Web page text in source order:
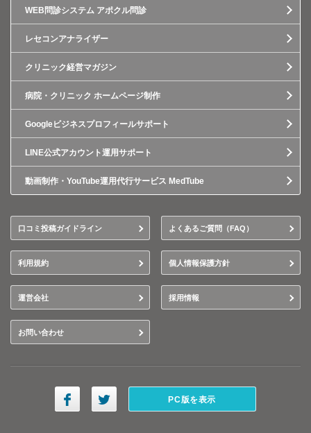
WEB問診システム アポクル問診
レセコンアナライザー
クリニック経営マガジン
病院・クリニック ホームページ制作
Googleビジネスプロフィールサポート
LINE公式アカウント運用サポート
動画制作・YouTube運用代行サービス MedTube
口コミ投稿ガイドライン よくあるご質問（FAQ）
利用規約 個人情報保護方針
運営会社 採用情報
お問い合わせ
PC版を表示